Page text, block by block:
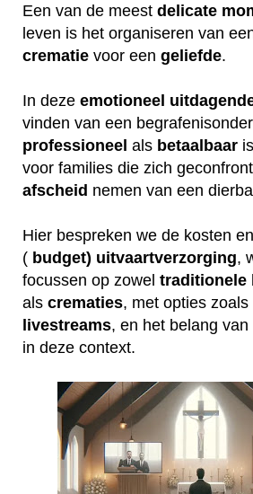
Een van de meest delicate
leven is het organiseren van
crematie voor een geliefde.
In deze emotioneel
vinden van een
professioneel als betaalbaar
voor families die zich
afscheid nemen van een
Hier bespreken we de kosten
( budget) uitvaartverzorging,
focussen op zowel traditionele
als crematies, met opties zoals
livestreams, en het belang van
in deze context.